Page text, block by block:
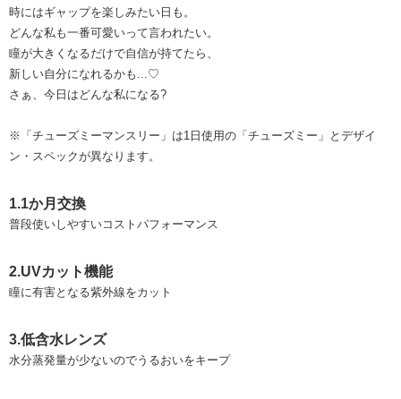
時にはギャップを楽しみたい日も。
どんな私も一番可愛いって言われたい。
瞳が大きくなるだけで自信が持てたら、
新しい自分になれるかも...♡
さぁ、今日はどんな私になる?
※「チューズミーマンスリー」は1日使用の「チューズミー」とデザイ
ン・スペックが異なります。
1.1か月交換
普段使いしやすいコストパフォーマンス
2.UVカット機能
瞳に有害となる紫外線をカット
3.低含水レンズ
水分蒸発量が少ないのでうるおいをキープ